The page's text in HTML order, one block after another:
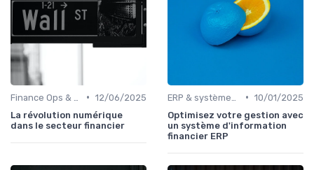
• 12/06/2025
La révolution numérique
dans le secteur financier
• 10/01/2025
Optimisez votre gestion avec
un système d'information
financier ERP